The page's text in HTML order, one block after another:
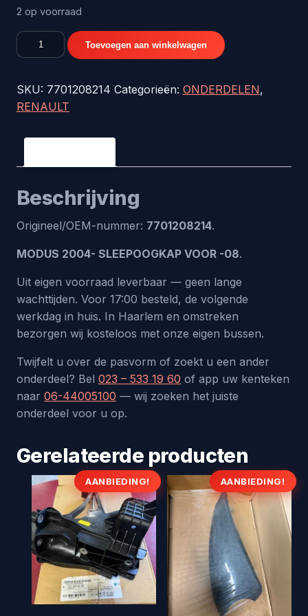
2 op voorraad
MODUS
2004-
VOOR
-08
origineel
aantal
Toevoegen aan winkelwagen
SKU: 7701208214 Categorieën: ONDERDELEN,
RENAULT
Beschrijving
Origineel/OEM-nummer: 7701208214.
MODUS 2004- SLEEPOOGKAP VOOR -08.
Uit eigen voorraad leverbaar — geen lange
wachttijden. Voor 17:00 besteld, de volgende
werkdag in huis. In Haarlem en omstreken
bezorgen wij kosteloos met onze eigen bussen.
Twijfelt u over de pasvorm of zoekt u een ander
onderdeel? Bel 023 – 533 19 60 of app uw kenteken
naar 06-44005100 — wij zoeken het juiste
onderdeel voor u op.
Gerelateerde producten
AANBIEDING! AANBIEDING!